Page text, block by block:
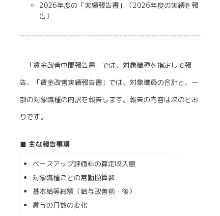
2026年度の「実績報告書」（2026年度の実績を報
告）
「賃金改善中間報告書」では、対象職種を指定して報
告、「賃金改善実績報告書」では、対象職員の合計と、一
部の対象職種の内訳を報告します。報告の内容は次のとお
りです。
■ 主な報告事項
ベースアップ評価料の算定収入額
対象職種ごとの常勤換算数
基本給等総額（給与改善前・後）
賞与の月数の変化